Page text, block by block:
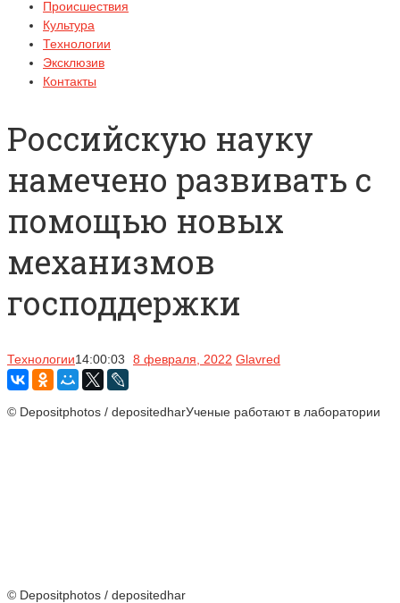
Происшествия
Культура
Технологии
Эксклюзив
Контакты
Российскую науку
намечено развивать с
помощью новых
механизмов
господдержки
Технологии14:00:03 8 февраля, 2022 Glavred
© Depositphotos / depositedharУченые работают в лаборатории
© Depositphotos / depositedhar